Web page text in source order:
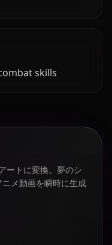
skills
ートに変換。夢のシ
メ動画を瞬時に生成